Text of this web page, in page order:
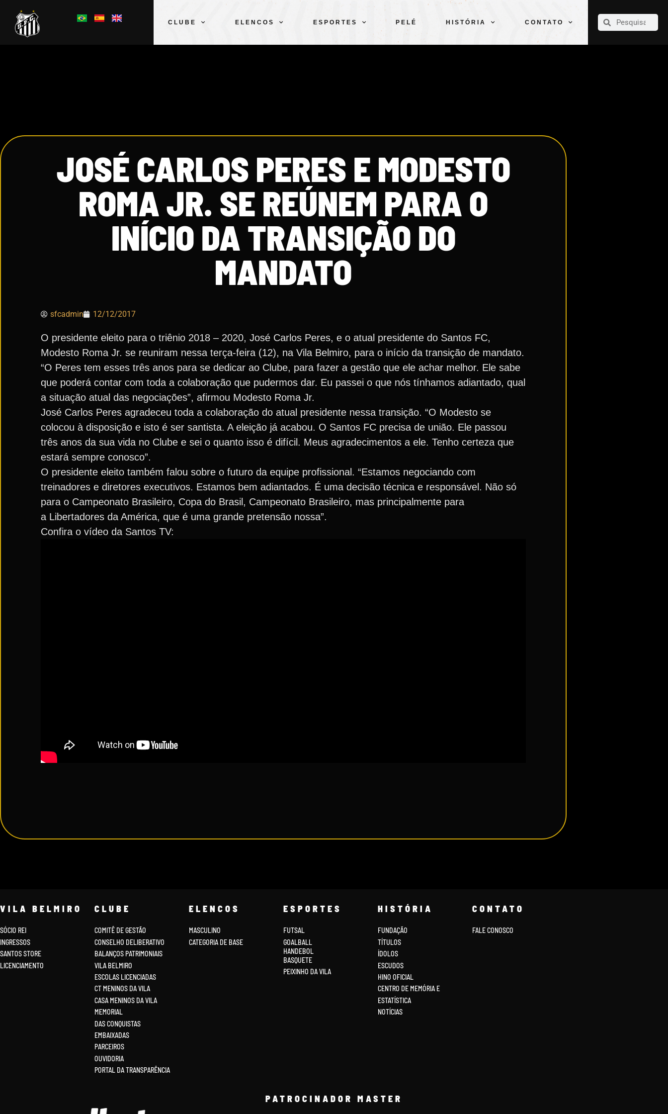
CLUBE ELENCOS ESPORTES PELÉ HISTÓRIA CONTATO
CLUBE
JOSÉ CARLOS PERES E MODESTO
ROMA JR. SE REÚNEM PARA O
INÍCIO DA TRANSIÇÃO DO
MANDATO
sfcadmin 12/12/2017
O presidente eleito para o triênio 2018 – 2020, José Carlos Peres, e o atual presidente do Santos FC,
Modesto Roma Jr. se reuniram nessa terça-feira (12), na Vila Belmiro, para o início da transição de mandato.
“O Peres tem esses três anos para se dedicar ao Clube, para fazer a gestão que ele achar melhor. Ele sabe
que poderá contar com toda a colaboração que pudermos dar. Eu passei o que nós tínhamos adiantado, qual
a situação atual das negociações”, afirmou Modesto Roma Jr.
José Carlos Peres agradeceu toda a colaboração do atual presidente nessa transição. “O Modesto se
colocou à disposição e isto é ser santista. A eleição já acabou. O Santos FC precisa de união. Ele passou
três anos da sua vida no Clube e sei o quanto isso é difícil. Meus agradecimentos a ele. Tenho certeza que
estará sempre conosco”.
O presidente eleito também falou sobre o futuro da equipe profissional. “Estamos negociando com
treinadores e diretores executivos. Estamos bem adiantados. É uma decisão técnica e responsável. Não só
para o Campeonato Brasileiro, Copa do Brasil, Campeonato Brasileiro, mas principalmente para
a Libertadores da América, que é uma grande pretensão nossa”.
Confira o vídeo da Santos TV:
VILA BELMIRO
SÓCIO REI
INGRESSOS
SANTOS STORE
LICENCIAMENTO
CLUBE
COMITÊ DE GESTÃO
CONSELHO DELIBERATIVO
BALANÇOS PATRIMONIAIS
VILA BELMIRO
ESCOLAS LICENCIADAS
CT MENINOS DA VILA
CASA MENINOS DA VILA
MEMORIAL
DAS CONQUISTAS
EMBAIXADAS
PARCEIROS
OUVIDORIA
PORTAL DA TRANSPARÊNCIA
ELENCOS
MASCULINO
CATEGORIA DE BASE
ESPORTES
FUTSAL
GOALBALL
HANDEBOL
BASQUETE
PEIXINHO DA VILA
HISTÓRIA
FUNDAÇÃO
TÍTULOS
ÍDOLOS
ESCUDOS
HINO OFICIAL
CENTRO DE MEMÓRIA E
ESTATÍSTICA
NOTÍCIAS
CONTATO
FALE CONOSCO
PATROCINADOR MASTER